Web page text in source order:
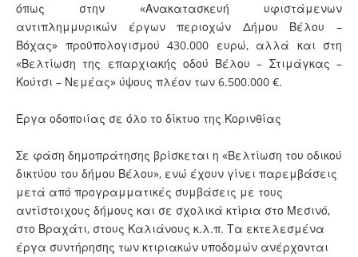
όπως στην «Ανακατασκευή υφιστάμενων
αντιπλημμυρικών έργων περιοχών Δήμου Βέλου –
Βόχας» προϋπολογισμού 430.000 ευρώ, αλλά και στη
«Βελτίωση της επαρχιακής οδού Βέλου – Στιμάγκας –
Κούτσι – Νεμέας» ύψους πλέον των 6.500.000 €.
Έργα οδοποιίας σε όλο το δίκτυο της Κορινθίας
Σε φάση δημοπράτησης βρίσκεται η «Βελτίωση του οδικού
δικτύου του δήμου Βέλου», ενώ έχουν γίνει παρεμβάσεις
μετά από προγραμματικές συμβάσεις με τους
αντίστοιχους δήμους και σε σχολικά κτίρια στο Μεσινό,
στο Βραχάτι, στους Καλιάνους κ.λ.π. Τα εκτελεσμένα
έργα συντήρησης των κτιριακών υποδομών ανέρχονται